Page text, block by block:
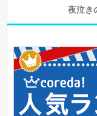
夜泣き